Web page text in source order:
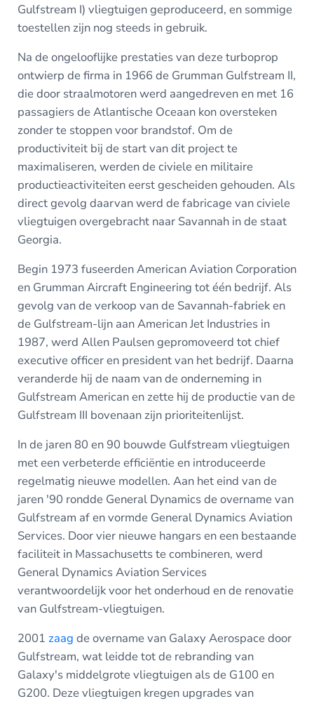
Gulfstream I) vliegtuigen geproduceerd, en sommige
toestellen zijn nog steeds in gebruik.
Na de ongelooflijke prestaties van deze turboprop
ontwierp de firma in 1966 de Grumman Gulfstream II,
die door straalmotoren werd aangedreven en met 16
passagiers de Atlantische Oceaan kon oversteken
zonder te stoppen voor brandstof. Om de
productiviteit bij de start van dit project te
maximaliseren, werden de civiele en militaire
productieactiviteiten eerst gescheiden gehouden. Als
direct gevolg daarvan werd de fabricage van civiele
vliegtuigen overgebracht naar Savannah in de staat
Georgia.
Begin 1973 fuseerden American Aviation Corporation
en Grumman Aircraft Engineering tot één bedrijf. Als
gevolg van de verkoop van de Savannah-fabriek en
de Gulfstream-lijn aan American Jet Industries in
1987, werd Allen Paulsen gepromoveerd tot chief
executive officer en president van het bedrijf. Daarna
veranderde hij de naam van de onderneming in
Gulfstream American en zette hij de productie van de
Gulfstream III bovenaan zijn prioriteitenlijst.
In de jaren 80 en 90 bouwde Gulfstream vliegtuigen
met een verbeterde efficiëntie en introduceerde
regelmatig nieuwe modellen. Aan het eind van de
jaren '90 rondde General Dynamics de overname van
Gulfstream af en vormde General Dynamics Aviation
Services. Door vier nieuwe hangars en een bestaande
faciliteit in Massachusetts te combineren, werd
General Dynamics Aviation Services
verantwoordelijk voor het onderhoud en de renovatie
van Gulfstream-vliegtuigen.
2001 zaag de overname van Galaxy Aerospace door
Gulfstream, wat leidde tot de rebranding van
Galaxy's middelgrote vliegtuigen als de G100 en
G200. Deze vliegtuigen kregen upgrades van